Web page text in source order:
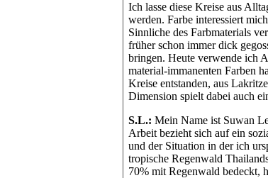
Ich lasse diese Kreise aus
werden. Farbe interessiert
Sinnliche des Farbmaterials
früher schon immer dick
bringen. Heute verwende ich
material-immanenten Farben
Kreise entstanden, aus
Dimension spielt dabei auch
S.L.: Mein Name ist Suwan
Arbeit bezieht sich auf ein
und der Situation in der ich
tropische Regenwald
70% mit Regenwald bedeckt,